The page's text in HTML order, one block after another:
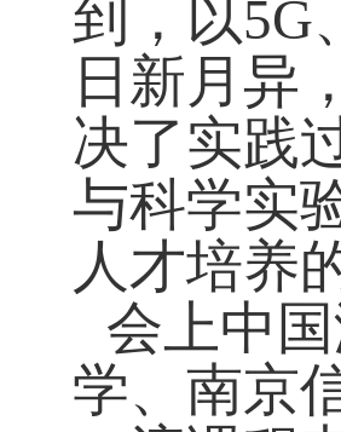
到，以5G
日新月异
决了实践
与科学实
人才培养
会上中
学、南京